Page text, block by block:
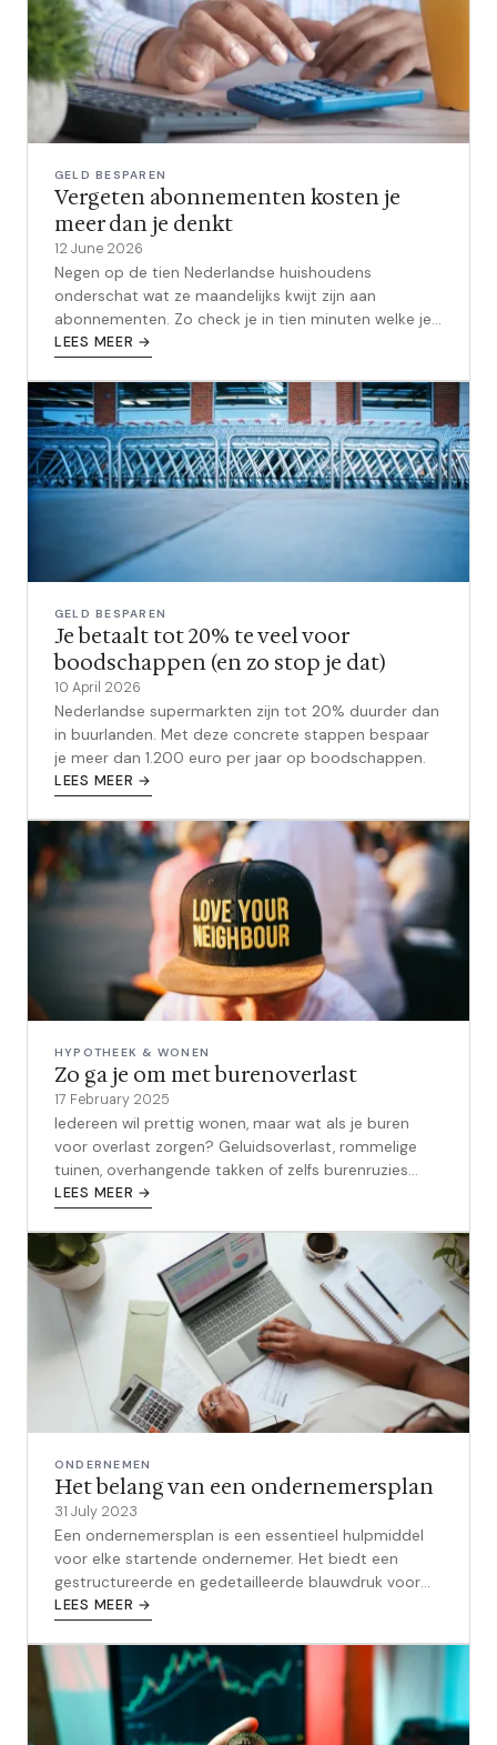
GELD BESPAREN
Vergeten abonnementen kosten je
meer dan je denkt
12 June 2026
Negen op de tien Nederlandse huishoudens
onderschat wat ze maandelijks kwijt zijn aan
abonnementen. Zo check je in tien minuten welke je
voor niets betaalt en hoeveel je bespaart door ze op
LEES MEER →
GELD BESPAREN
Je betaalt tot 20% te veel voor
boodschappen (en zo stop je dat)
10 April 2026
Nederlandse supermarkten zijn tot 20% duurder dan
in buurlanden. Met deze concrete stappen bespaar
je meer dan 1.200 euro per jaar op boodschappen.
LEES MEER →
HYPOTHEEK & WONEN
Zo ga je om met burenoverlast
17 February 2025
Iedereen wil prettig wonen, maar wat als je buren
voor overlast zorgen? Geluidsoverlast, rommelige
tuinen, overhangende takken of zelfs burenruzies
kunnen je woongenot flink versto...
LEES MEER →
ONDERNEMEN
Het belang van een ondernemersplan
31 July 2023
Een ondernemersplan is een essentieel hulpmiddel
voor elke startende ondernemer. Het biedt een
gestructureerde en gedetailleerde blauwdruk voor
het opzetten en runnen van een succe...
LEES MEER →